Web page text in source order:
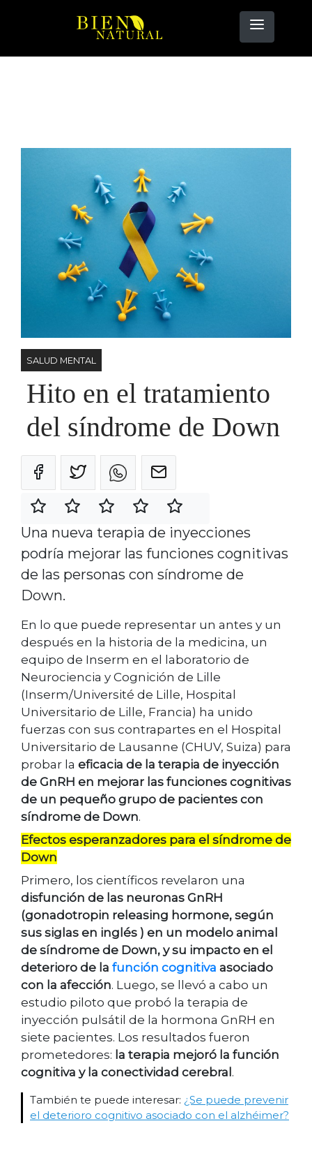
SALUD MENTAL
Hito en el tratamiento
del síndrome de Down
Una nueva terapia de inyecciones
podría mejorar las funciones cognitivas
de las personas con síndrome de
Down.
En lo que puede representar un antes y un
después en la historia de la medicina, un
equipo de Inserm en el laboratorio de
Neurociencia y Cognición de Lille
(Inserm/Université de Lille, Hospital
Universitario de Lille, Francia) ha unido
fuerzas con sus contrapartes en el Hospital
Universitario de Lausanne (CHUV, Suiza) para
probar la eficacia de la terapia de inyección
de GnRH en mejorar las funciones cognitivas
de un pequeño grupo de pacientes con
síndrome de Down.
Efectos esperanzadores para el síndrome de
Down
Primero, los científicos revelaron una
disfunción de las neuronas GnRH
(gonadotropin releasing hormone, según
sus siglas en inglés ) en un modelo animal
de síndrome de Down, y su impacto en el
deterioro de la función cognitiva asociado
con la afección. Luego, se llevó a cabo un
estudio piloto que probó la terapia de
inyección pulsátil de la hormona GnRH en
siete pacientes. Los resultados fueron
prometedores: la terapia mejoró la función
cognitiva y la conectividad cerebral .
También te puede interesar: ¿Se puede prevenir
el deterioro cognitivo asociado con el alzhéimer?